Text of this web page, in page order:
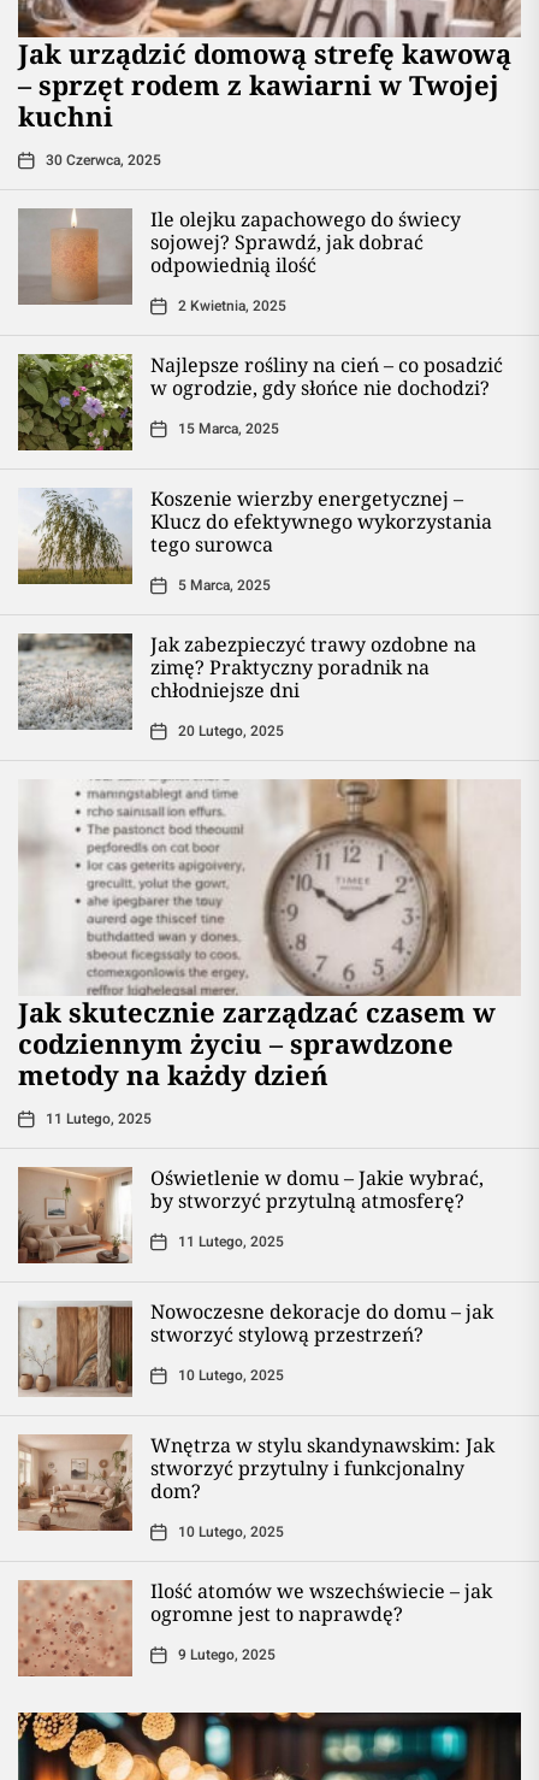
​Jak urządzić domową strefę kawową
– sprzęt rodem z kawiarni w Twojej
kuchni
30 Czerwca, 2025
Ile olejku zapachowego do świecy
sojowej? Sprawdź, jak dobrać
odpowiednią ilość
2 Kwietnia, 2025
Najlepsze rośliny na cień – co posadzić
w ogrodzie, gdy słońce nie dochodzi?
15 Marca, 2025
Koszenie wierzby energetycznej –
Klucz do efektywnego wykorzystania
tego surowca
5 Marca, 2025
Jak zabezpieczyć trawy ozdobne na
zimę? Praktyczny poradnik na
chłodniejsze dni
20 Lutego, 2025
Jak skutecznie zarządzać czasem w
codziennym życiu – sprawdzone
metody na każdy dzień
11 Lutego, 2025
Oświetlenie w domu – Jakie wybrać,
by stworzyć przytulną atmosferę?
11 Lutego, 2025
Nowoczesne dekoracje do domu – jak
stworzyć stylową przestrzeń?
10 Lutego, 2025
Wnętrza w stylu skandynawskim: Jak
stworzyć przytulny i funkcjonalny
dom?
10 Lutego, 2025
Ilość atomów we wszechświecie – jak
ogromne jest to naprawdę?
9 Lutego, 2025